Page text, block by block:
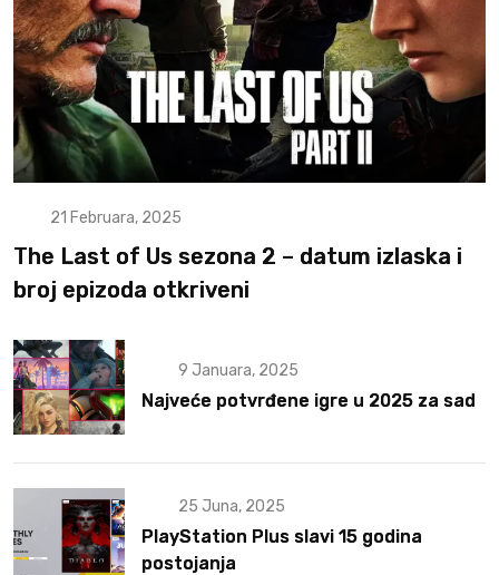
21 Februara, 2025
The Last of Us sezona 2 – datum izlaska i
broj epizoda otkriveni
9 Januara, 2025
Najveće potvrđene igre u 2025 za sad
25 Juna, 2025
PlayStation Plus slavi 15 godina
postojanja